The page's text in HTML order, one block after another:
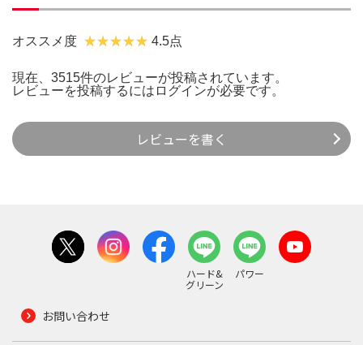
オススメ度 4.5点
現在、3515件のレビューが投稿されています。
レビューを投稿するには ログインが必要です。
レビューを書く
ハード&
グリーン
パワー
お問い合わせ